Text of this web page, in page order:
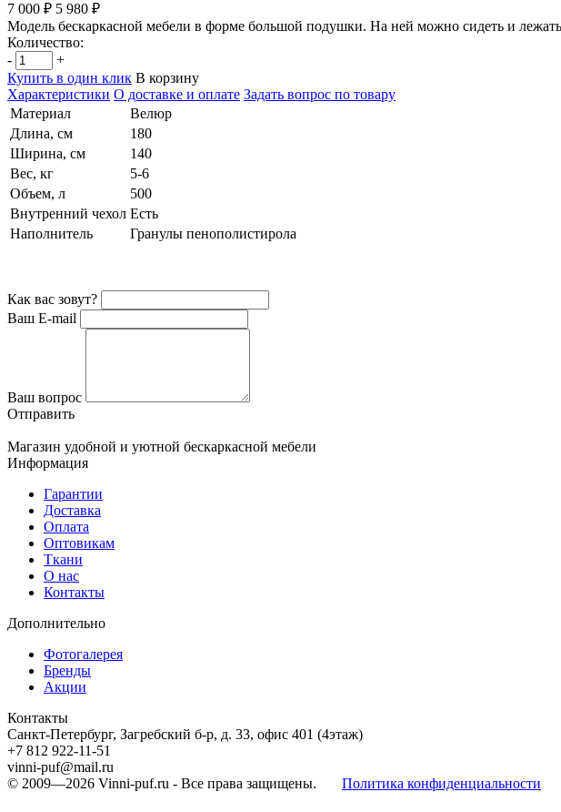
7 000 ₽ 5 980 ₽
Модель бескаркасной мебели в форме большой подушки. На ней можно сидеть и
Количество:
-
+
Купить в один клик В корзину
Характеристики О доставке и оплате Задать вопрос по товару
Материал
Велюр
Длина, см
180
Ширина, см
140
Вес, кг
5-6
Объем, л
500
Внутренний чехол Есть
Наполнитель
Гранулы пенополистирола
Как вас зовут?
Ваш E-mail
Ваш вопрос
Отправить
Магазин удобной и уютной бескаркасной мебели
Информация
Гарантии
Доставка
Оплата
Оптовикам
Ткани
О нас
Контакты
Дополнительно
Фотогалерея
Бренды
Акции
Контакты
Санкт-Петербург, Загребский б-р, д. 33, офис 401 (4этаж)
+7 812 922-11-51
vinni-puf@mail.ru
© 2009—2026 Vinni-puf.ru - Все права защищены. Политика конфиденциальности